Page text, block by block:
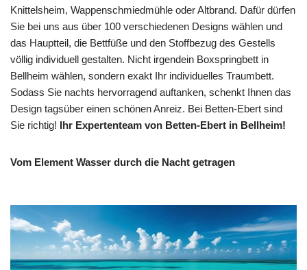
Knittelsheim, Wappenschmiedmühle oder Altbrand. Dafür dürfen
Sie bei uns aus über 100 verschiedenen Designs wählen und
das Hauptteil, die Bettfüße und den Stoffbezug des Gestells
völlig individuell gestalten. Nicht irgendein Boxspringbett in
Bellheim wählen, sondern exakt Ihr individuelles Traumbett.
Sodass Sie nachts hervorragend auftanken, schenkt Ihnen das
Design tagsüber einen schönen Anreiz. Bei Betten-Ebert sind
Sie richtig! Ihr Expertenteam von Betten-Ebert in Bellheim!
Vom Element Wasser durch die Nacht getragen